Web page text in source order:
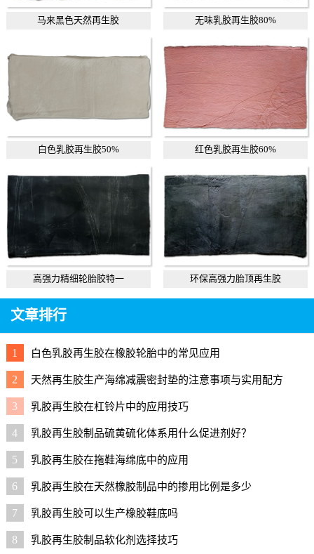
马来黑色天然再生胶 无味乳胶再生胶80%
白色乳胶再生胶50% 红色乳胶再生胶60%
高强力精细轮胎胶特一 环保高强力胎顶再生胶
文章排行
1 白色乳胶再生胶在橡胶轮胎中的常见应用
2 天然再生胶生产海绵减震密封垫的注意事项与实用配方
3 乳胶再生胶在杠铃片中的应用技巧
4 乳胶再生胶制品硫黄硫化体系用什么促进剂好？
5 乳胶再生胶在拖鞋海绵底中的应用
6 乳胶再生胶在天然橡胶制品中的掺用比例是多少
7 乳胶再生胶可以生产橡胶鞋底吗
8 乳胶再生胶制品软化剂选择技巧